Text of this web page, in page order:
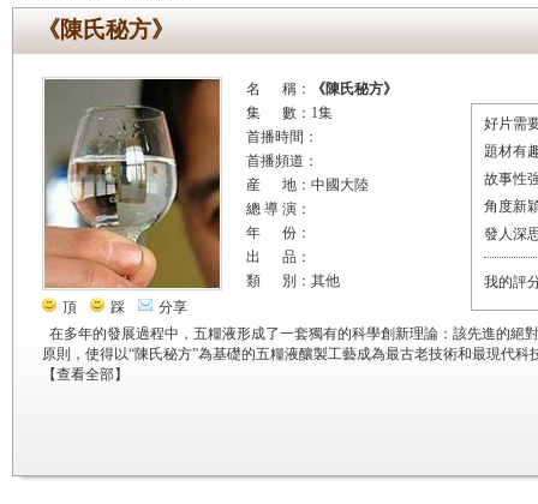
《陳氏秘方》
頂 踩 分享
名 稱：
《陳氏秘方》
集 數：1集
首播時間：
首播頻道：
産 地：中國大陸
總 導 演：
年 份：
出 品：
類 別：其他
在多年的發展過程中，五糧液形成了一套獨有的科學創新理論：該先進的絕
原則，使得以“陳氏秘方”為基礎的五糧液釀製工藝成為最古老技術和最現代科
【查看全部】
好片需
題材有
故事性
角度新
發人深
我的評